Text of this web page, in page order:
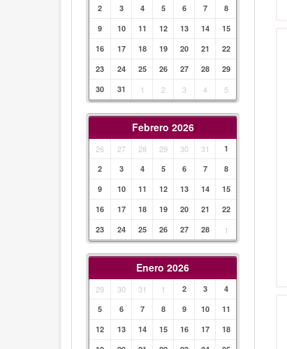
2
3 4 5 6 7
8
9
10 11 12 13 14
15
16
17 18 19 20 21
22
23
24 25 26 27 28
29
30
31 1 2 3 4 5
Febrero 2026
26 27 28 29 30 31
1
2
3 4 5 6 7
8
9
10 11 12 13 14
15
16
17 18 19 20 21
22
23
24 25 26 27 28 1
Enero 2026
29 30 31 1 2 3
4
5
6 7 8 9 10
11
12
13 14 15 16 17
18